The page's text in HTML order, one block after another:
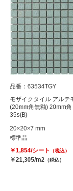
品番：63534TGY
モザイクタイル アルテ
(20mm角無釉) 20mm
35s(B)
20×20×7 mm
標準品
￥1,854/シート
（税込）
￥21,305/m2 （税込）